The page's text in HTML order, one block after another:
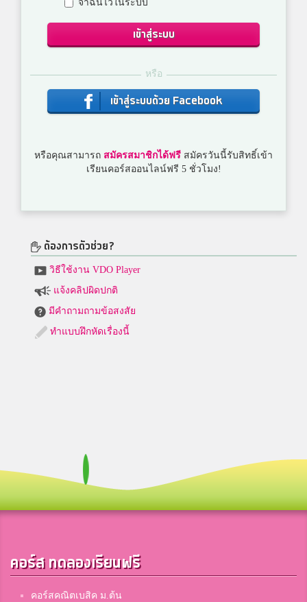
จำฉันไว้ในระบบ
เข้าสู่ระบบ
หรือ
เข้าสู่ระบบด้วย Facebook
หรือคุณสามารถ สมัครสมาชิกได้ฟรี สมัครวันนี้รับสิทธิ์เข้า
เรียนคอร์สออนไลน์ฟรี 5 ชั่วโมง!
ต้องการตัวช่วย?
วิธีใช้งาน VDO Player
แจ้งคลิปผิดปกติ
มีคำถามถามข้อสงสัย
ทำแบบฝึกหัดเรื่องนี้
คอร์ส ทดลองเรียนฟรี
คอร์สคณิตเบสิค ม.ต้น